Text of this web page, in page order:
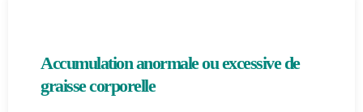
Accumulation anormale ou excessive de
graisse corporelle